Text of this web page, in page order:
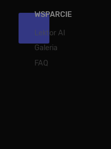
WSPARCIE
Lektor AI
Galeria
FAQ